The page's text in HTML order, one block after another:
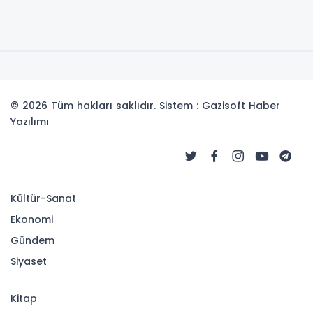
© 2026 Tüm hakları saklıdır. Sistem : Gazisoft Haber
Yazılımı
Kültür-Sanat
Ekonomi
Gündem
Siyaset
Kitap